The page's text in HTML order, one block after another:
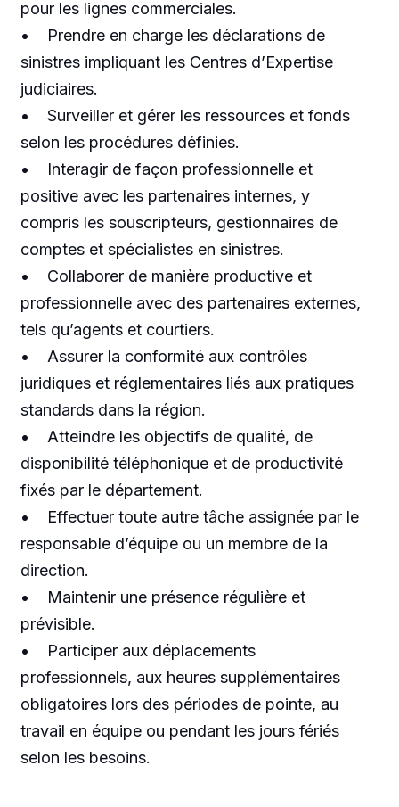
pour les lignes commerciales.
• Prendre en charge les déclarations de
sinistres impliquant les Centres d’Expertise
judiciaires.
• Surveiller et gérer les ressources et fonds
selon les procédures définies.
• Interagir de façon professionnelle et
positive avec les partenaires internes, y
compris les souscripteurs, gestionnaires de
comptes et spécialistes en sinistres.
• Collaborer de manière productive et
professionnelle avec des partenaires externes,
tels qu’agents et courtiers.
• Assurer la conformité aux contrôles
juridiques et réglementaires liés aux pratiques
standards dans la région.
• Atteindre les objectifs de qualité, de
disponibilité téléphonique et de productivité
fixés par le département.
• Effectuer toute autre tâche assignée par le
responsable d’équipe ou un membre de la
direction.
• Maintenir une présence régulière et
prévisible.
• Participer aux déplacements
professionnels, aux heures supplémentaires
obligatoires lors des périodes de pointe, au
travail en équipe ou pendant les jours fériés
selon les besoins.